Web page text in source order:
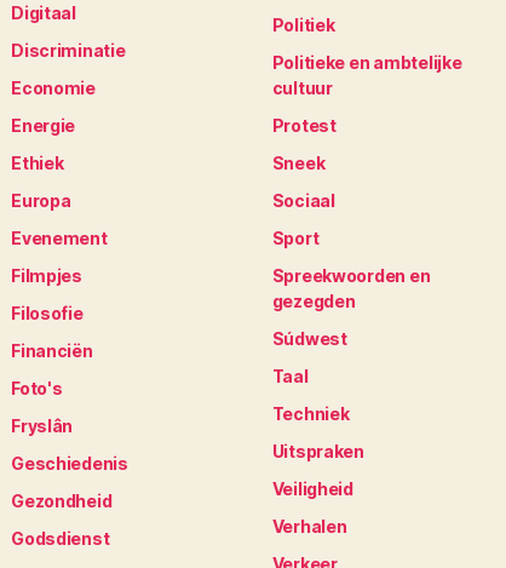
Digitaal
Discriminatie
Economie
Energie
Ethiek
Europa
Evenement
Filmpjes
Filosofie
Financiën
Foto's
Fryslân
Geschiedenis
Gezondheid
Godsdienst
Politiek
Politieke en ambtelijke
cultuur
Protest
Sneek
Sociaal
Sport
Spreekwoorden en
gezegden
Súdwest
Taal
Techniek
Uitspraken
Veiligheid
Verhalen
Verkeer